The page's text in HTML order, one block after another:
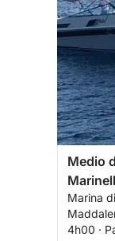
Medio
Marina
4h00 ·